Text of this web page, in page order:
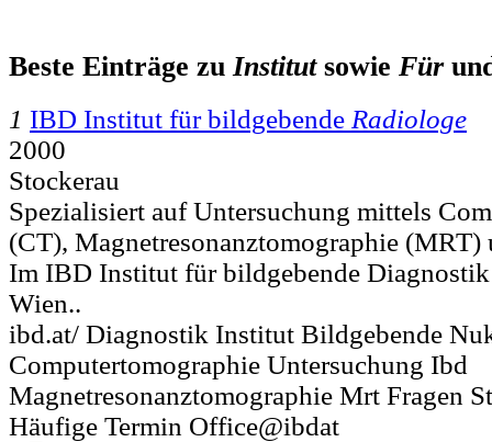
Beste Einträge zuInstitutsowie Für
1 IBD Institut für bildgebende Radiologe
2000
Stockerau
Spezialisiert auf Untersuchung mittels
(CT), Magnetresonanztomographie
Im IBD Institut für bildgebende
Wien..
ibd.at/ Diagnostik Institut Bildgebende
Computertomographie Untersuchung Ibd
Magnetresonanztomographie Mrt Fragen
Häufige Termin Office@ibdat